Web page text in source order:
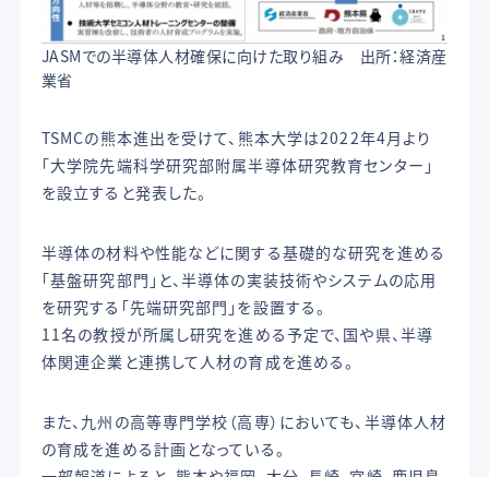
JASMでの半導体人材確保に向けた取り組み 出所：経済産
業省
TSMCの熊本進出を受けて、熊本大学は2022年4月より
「大学院先端科学研究部附属半導体研究教育センター」
を設立すると発表した。
半導体の材料や性能などに関する基礎的な研究を進める
「基盤研究部門」と、半導体の実装技術やシステムの応用
を研究する「先端研究部門」を設置する。
11名の教授が所属し研究を進める予定で、国や県、半導
体関連企業と連携して人材の育成を進める。
また、九州の高等専門学校（高専）においても、半導体人材
の育成を進める計画となっている。